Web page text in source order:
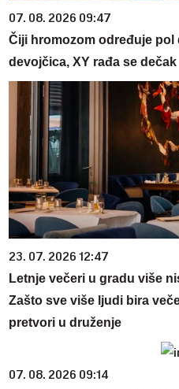
07. 08. 2026 09:47
Čiji hromozom određuje pol
devojčica, XY rađa se dečak
23. 07. 2026 12:47
Letnje večeri u gradu više
Zašto sve više ljudi bira
pretvori u druženje
07. 08. 2026 09:14